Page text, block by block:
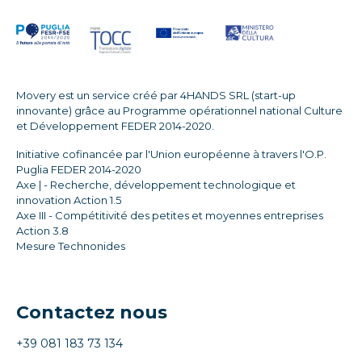
Movery est un service créé par 4HANDS SRL (start-up
innovante) grâce au Programme opérationnel national Culture
et Développement FEDER 2014-2020.
Initiative cofinancée par l'Union européenne à travers l'O.P.
Puglia FEDER 2014-2020
Axe | - Recherche, développement technologique et
innovation Action 1.5
Axe III - Compétitivité des petites et moyennes entreprises
Action 3.8
Mesure Technonides
Contactez nous
+39 081 183 73 134